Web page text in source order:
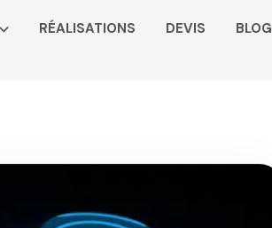
RÉALISATIONS DEVIS BLOG